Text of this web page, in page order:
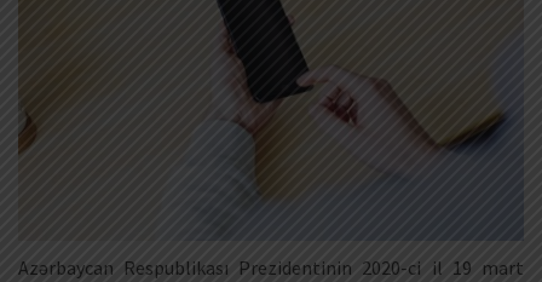
Azərbaycan Respublikası Prezidentinin 2020-ci il 19 mart